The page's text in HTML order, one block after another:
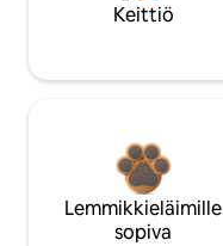
Keittiö
Lemmikkieläimille
sopiva